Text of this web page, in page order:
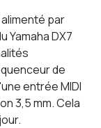
par
Yamaha DX7
de
entrée MIDI
3,5 mm. Cela